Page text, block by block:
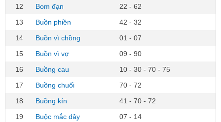
12
Bom đạn
22 - 62
13
Buồn phiền
42 - 32
14
Buồn vì chồng
01 - 07
15
Buồn vì vợ
09 - 90
16
Buồng cau
10 - 30 - 70 - 75
17
Buồng chuối
70 - 72
18
Buồng kín
41 - 70 - 72
19
Buộc mắc dây
07 - 14